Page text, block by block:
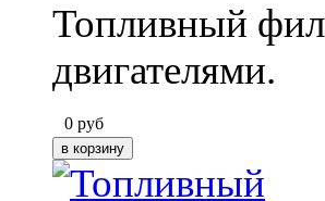
Топливный
двигателями.
0 руб